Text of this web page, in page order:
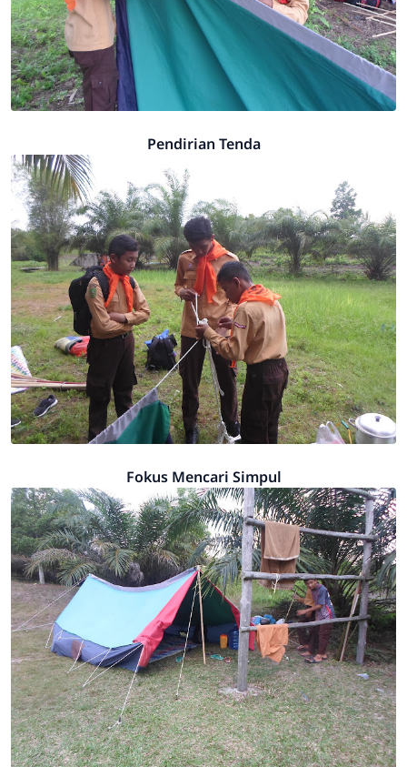
Pendirian Tenda
Fokus Mencari Simpul